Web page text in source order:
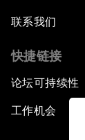
联系我们
快捷链接
论坛可持续性
工作机会